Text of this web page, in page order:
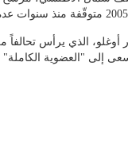
أوغلو، الذي يرأس
إلى "العضوية الكاملة"